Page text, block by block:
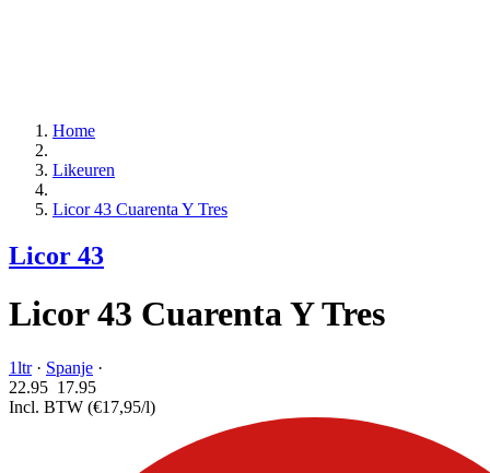
Home
Likeuren
Licor 43 Cuarenta Y Tres
Licor 43
Licor 43 Cuarenta Y Tres
1ltr· Spanje ·
22.95 17.95
Incl. BTW (€17,95/l)